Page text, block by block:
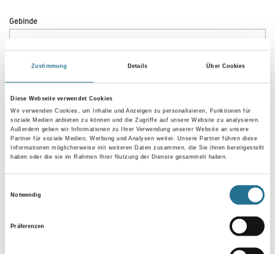
Zustimmung Details Über Cookies
Diese Webseite verwendet Cookies
Wir verwenden Cookies, um Inhalte und Anzeigen zu personalisieren, Funktionen für
soziale Medien anbieten zu können und die Zugriffe auf unsere Website zu analysieren.
Außerdem geben wir Informationen zu Ihrer Verwendung unserer Website an unsere
Partner für soziale Medien, Werbung und Analysen weiter. Unsere Partner führen diese
Informationen möglicherweise mit weiteren Daten zusammen, die Sie ihnen bereitgestellt
haben oder die sie im Rahmen Ihrer Nutzung der Dienste gesammelt haben.
Notwendig
Präferenzen
Gebinde
Umrechnungsfaktoren